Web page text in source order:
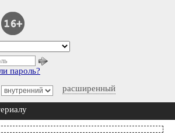
расширенный
пароль?